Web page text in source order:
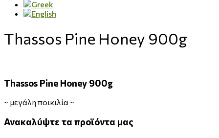
Thassos Pine Honey 900g
Thassos Pine Honey 900g
~ μεγάλη ποικιλία ~
Ανακαλύψτε τα προϊόντα μας